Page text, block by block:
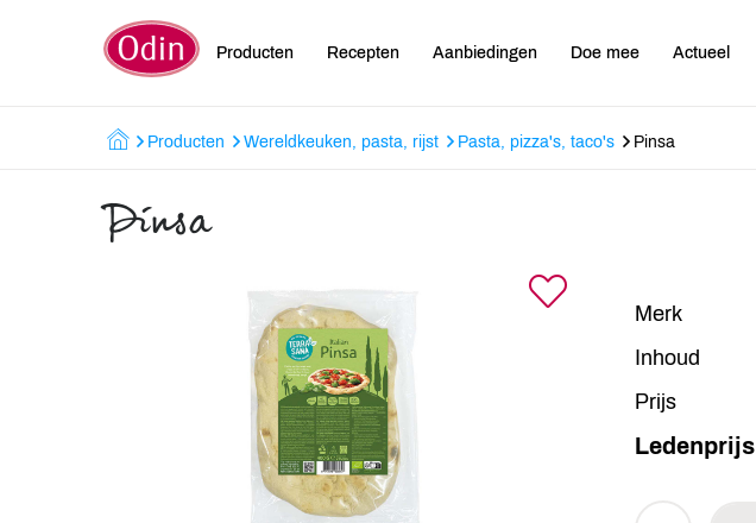
Producten Recepten Aanbiedingen Doe mee Actueel
Producten Wereldkeuken, pasta, rijst Pasta, pizza's, taco's Pinsa
Pinsa
Merk
Inhoud
Prijs
Ledenprijs